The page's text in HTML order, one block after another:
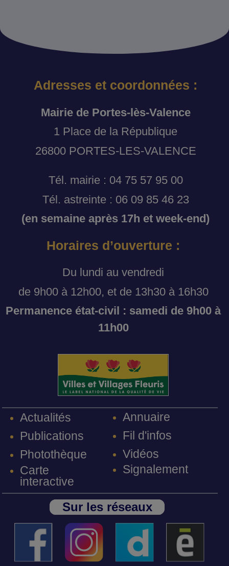
Adresses et coordonnées :
Mairie de Portes-lès-Valence
1 Place de la République
26800 PORTES-LES-VALENCE
Tél. mairie : 04 75 57 95 00
Tél. astreinte : 06 09 85 46 23
(en semaine après 17h et week-end)
Horaires d’ouverture :
Du lundi au vendredi
de 9h00 à 12h00, et de 13h30 à 16h30
Permanence état-civil : samedi de 9h00 à
11h00
Actualités
Publications
Photothèque
Carte
interactive
Annuaire
Fil d'infos
Vidéos
Signalement
Sur les réseaux